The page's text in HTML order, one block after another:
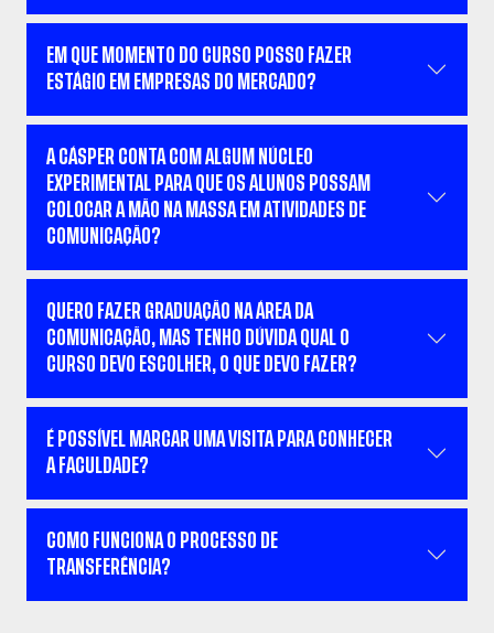
EM QUE MOMENTO DO CURSO POSSO FAZER
ESTÁGIO EM EMPRESAS DO MERCADO?
A CÁSPER CONTA COM ALGUM NÚCLEO
EXPERIMENTAL PARA QUE OS ALUNOS POSSAM
COLOCAR A MÃO NA MASSA EM ATIVIDADES DE
COMUNICAÇÃO?
QUERO FAZER GRADUAÇÃO NA ÁREA DA
COMUNICAÇÃO, MAS TENHO DÚVIDA QUAL O
CURSO DEVO ESCOLHER, O QUE DEVO FAZER?
É POSSÍVEL MARCAR UMA VISITA PARA CONHECER
A FACULDADE?
COMO FUNCIONA O PROCESSO DE
TRANSFERÊNCIA?